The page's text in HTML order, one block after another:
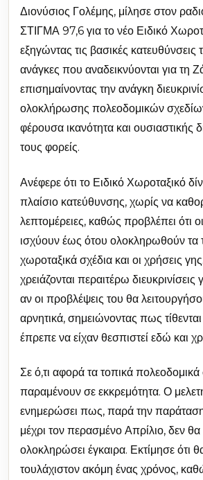
Διονύσιος Γολέμης, μίλησε στον
ΣΤΙΓΜΑ 97,6 για το νέο Ειδικό
εξηγώντας τις βασικές κατευθύνσεις
ανάγκες που αναδεικνύονται για τη
επισημαίνοντας την ανάγκη
ολοκλήρωσης πολεοδομικών
φέρουσα ικανότητα και ουσιαστικής
τους φορείς.
Ανέφερε ότι το Ειδικό Χωροταξικό
πλαίσιο κατεύθυνσης, χωρίς να
λεπτομέρειες, καθώς προβλέπει ότι
ισχύουν έως ότου ολοκληρωθούν τα
χωροταξικά σχέδια και οι χρήσεις
χρειάζονται περαιτέρω διευκρινίσεις
αν οι προβλέψεις του θα
αρνητικά, σημειώνοντας πως
έπρεπε να είχαν θεσπιστεί εδώ και
Σε ό,τι αφορά τα τοπικά πολεοδομικά
παραμένουν σε εκκρεμότητα. Ο
ενημερώσει πως, παρά την
μέχρι τον περασμένο Απρίλιο, δεν
ολοκληρώσει έγκαιρα. Εκτίμησε ότι
τουλάχιστον ακόμη ένας χρόνος,